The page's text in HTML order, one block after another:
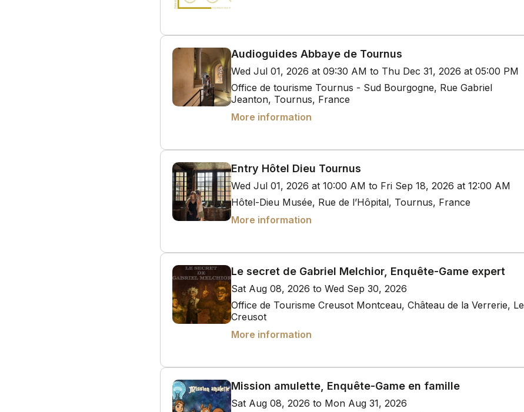
Audioguides Abbaye de Tournus
Wed Jul 01, 2026 at 09:30 AM to Thu Dec 31, 2026 at 05:00 PM
Office de tourisme Tournus - Sud Bourgogne, Rue Gabriel
Jeanton, Tournus, France
More information
Entry Hôtel Dieu Tournus
Wed Jul 01, 2026 at 10:00 AM to Fri Sep 18, 2026 at 12:00 AM
Hôtel-Dieu Musée, Rue de l’Hôpital, Tournus, France
More information
Le secret de Gabriel Melchior, Enquête-Game expert
Sat Aug 08, 2026 to Wed Sep 30, 2026
Office de Tourisme Creusot Montceau, Château de la Verrerie, Le
Creusot
More information
Mission amulette, Enquête-Game en famille
Sat Aug 08, 2026 to Mon Aug 31, 2026